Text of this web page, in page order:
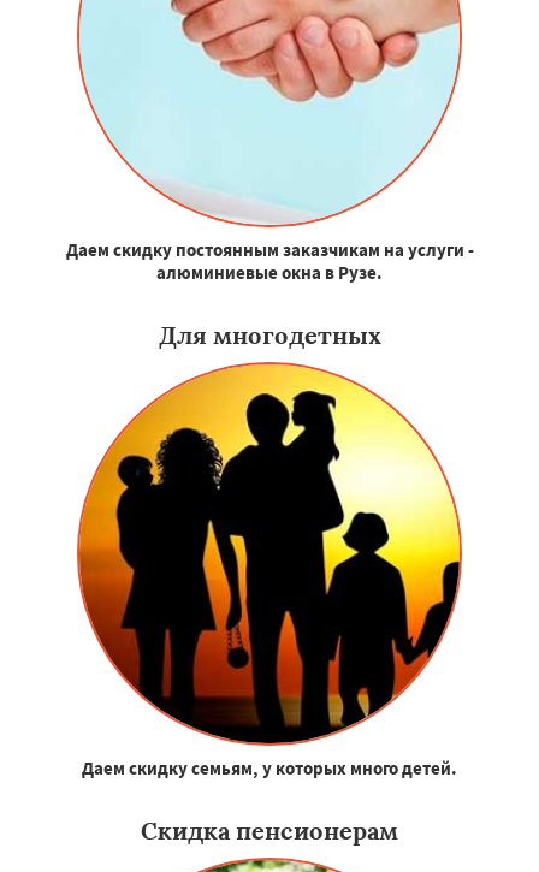
Даем скидку постоянным заказчикам на услуги -
алюминиевые окна в Рузе.
Для многодетных
Даем скидку семьям, у которых много детей.
Скидка пенсионерам